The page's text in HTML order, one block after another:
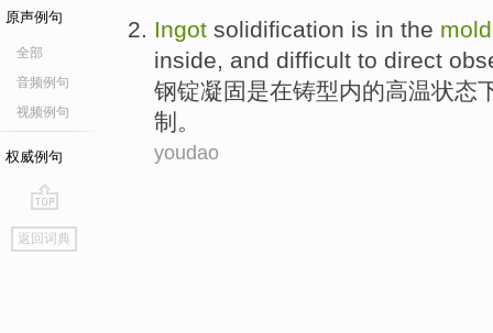
原声例句
全部
音频例句
视频例句
权威例句
go
top
返回词典
Ingot solidification is in the mold
inside, and difficult to direct
钢锭凝固是在铸型内的高温状态
制 。
youdao